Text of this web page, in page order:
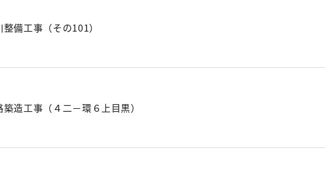
整備工事（その101）
築造工事（４二－環６上目黒）